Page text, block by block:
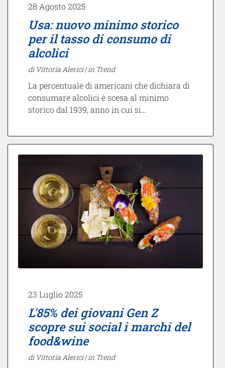
28 Agosto 2025
Usa: nuovo minimo storico
per il tasso di consumo di
alcolici
di Vittoria Alerici |in Trend
La percentuale di americani che dichiara di
consumare alcolici è scesa al minimo
storico dal 1939, anno in cui si…
23 Luglio 2025
L'85% dei giovani Gen Z
scopre sui social i marchi del
food&wine
di Vittoria Alerici | in Trend